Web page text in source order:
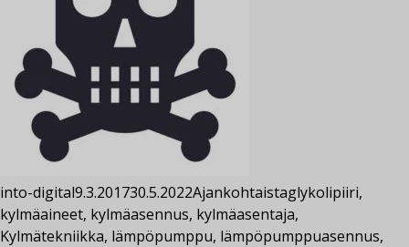
into-digital9.3.201730.5.2022Ajankohtaistaglykolipiiri,
kylmäaineet, kylmäasennus, kylmäasentaja,
Kylmätekniikka, lämpöpumppu, lämpöpumppuasennus,